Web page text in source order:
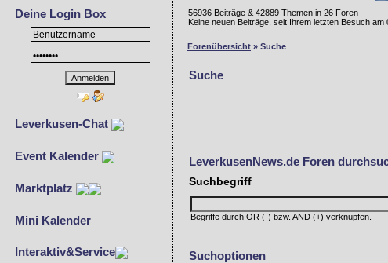
Deine Login Box
Leverkusen-Chat
Event Kalender
Marktplatz
Mini Kalender
Interaktiv&Service
56936 Beiträge & 42889 Themen in 26 Foren
Keine neuen Beiträge, seit Ihrem letzten Besuch am
Forenübersicht » Suche
Suche
LeverkusenNews.de Foren
Suchbegriff
Begriffe durch OR (-) bzw. AND (+) verknüpfen.
Suchoptionen